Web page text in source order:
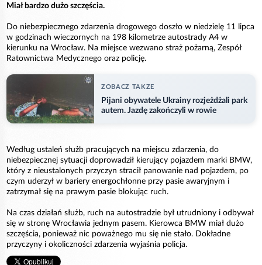
Miał bardzo dużo szczęścia.
Do niebezpiecznego zdarzenia drogowego doszło w niedzielę 11 lipca
w godzinach wieczornych na 198 kilometrze autostrady A4 w
kierunku na Wrocław. Na miejsce wezwano straż pożarną, Zespół
Ratownictwa Medycznego oraz policję.
ZOBACZ TAKZE
Pijani obywatele Ukrainy rozjeżdżali park
autem. Jazdę zakończyli w rowie
Według ustaleń służb pracujących na miejscu zdarzenia, do
niebezpiecznej sytuacji doprowadził kierujący pojazdem marki BMW,
który z nieustalonych przyczyn stracił panowanie nad pojazdem, po
czym uderzył w bariery energochłonne przy pasie awaryjnym i
zatrzymał się na prawym pasie blokując ruch.
Na czas działań służb, ruch na autostradzie był utrudniony i odbywał
się w stronę Wrocławia jednym pasem. Kierowca BMW miał dużo
szczęścia, ponieważ nic poważnego mu się nie stało. Dokładne
przyczyny i okoliczności zdarzenia wyjaśnia policja.